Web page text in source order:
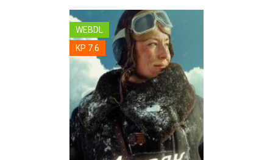
WEBDL
KP 7.6